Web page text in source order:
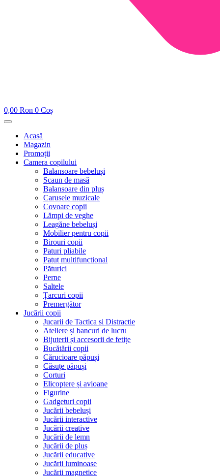
0,00 Ron 0 Coș
Acasă
Magazin
Promoții
Camera copilului
Balansoare bebeluși
Scaun de masă
Balansoare din pluș
Carusele muzicale
Covoare copii
Lămpi de veghe
Leagăne bebeluși
Mobilier pentru copii
Birouri copii
Paturi pliabile
Patut multifunctional
Păturici
Perne
Saltele
Țarcuri copii
Premergător
Jucării copii
Jucarii de Tactica si Distractie
Ateliere și bancuri de lucru
Bijuterii și accesorii de fetițe
Bucătării copii
Cărucioare păpuși
Căsuțe păpuși
Corturi
Elicoptere și avioane
Figurine
Gadgeturi copii
Jucării bebeluși
Jucării interactive
Jucării creative
Jucării de lemn
Jucării de pluș
Jucării educative
Jucării luminoase
Jucării magnetice